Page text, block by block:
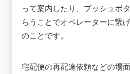
って案内したり、プッシュボ
らうことでオペレーターに繋
のことです。
宅配便の再配達依頼などの場